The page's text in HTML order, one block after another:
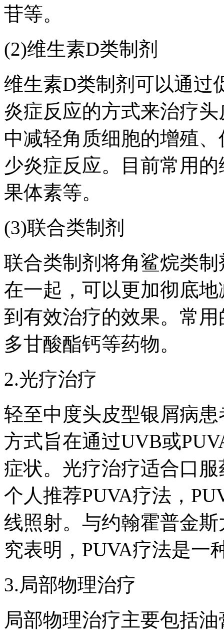
苷等。
(2)维生素D类制剂
维生素D类制剂可以通过
炎症反应的方式来治疗
中减轻角质细胞的增殖
少炎症反应。目前常用
果体素等。
(3)联合类制剂
联合类制剂将角鲨烷类
在一起，可以更加彻底
到有效治疗的效果。常
多甘酸酯钙等药物。
2.光疗治疗
轻至中度头皮型银屑病
方式旨在通过UVB或
症状。光疗治疗适合口
个人推荐PUVA疗法，
线照射。与约翰霍普金
究表明，PUVA疗法是一
3.局部物理治疗
局部物理治疗主要包括